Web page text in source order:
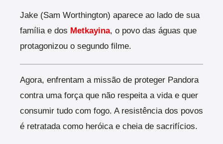
Jake (Sam Worthington) aparece ao lado de sua
família e dos Metkayina, o povo das águas que
protagonizou o segundo filme.
Agora, enfrentam a missão de proteger Pandora
contra uma força que não respeita a vida e quer
consumir tudo com fogo. A resistência dos povos
é retratada como heróica e cheia de sacrifícios.